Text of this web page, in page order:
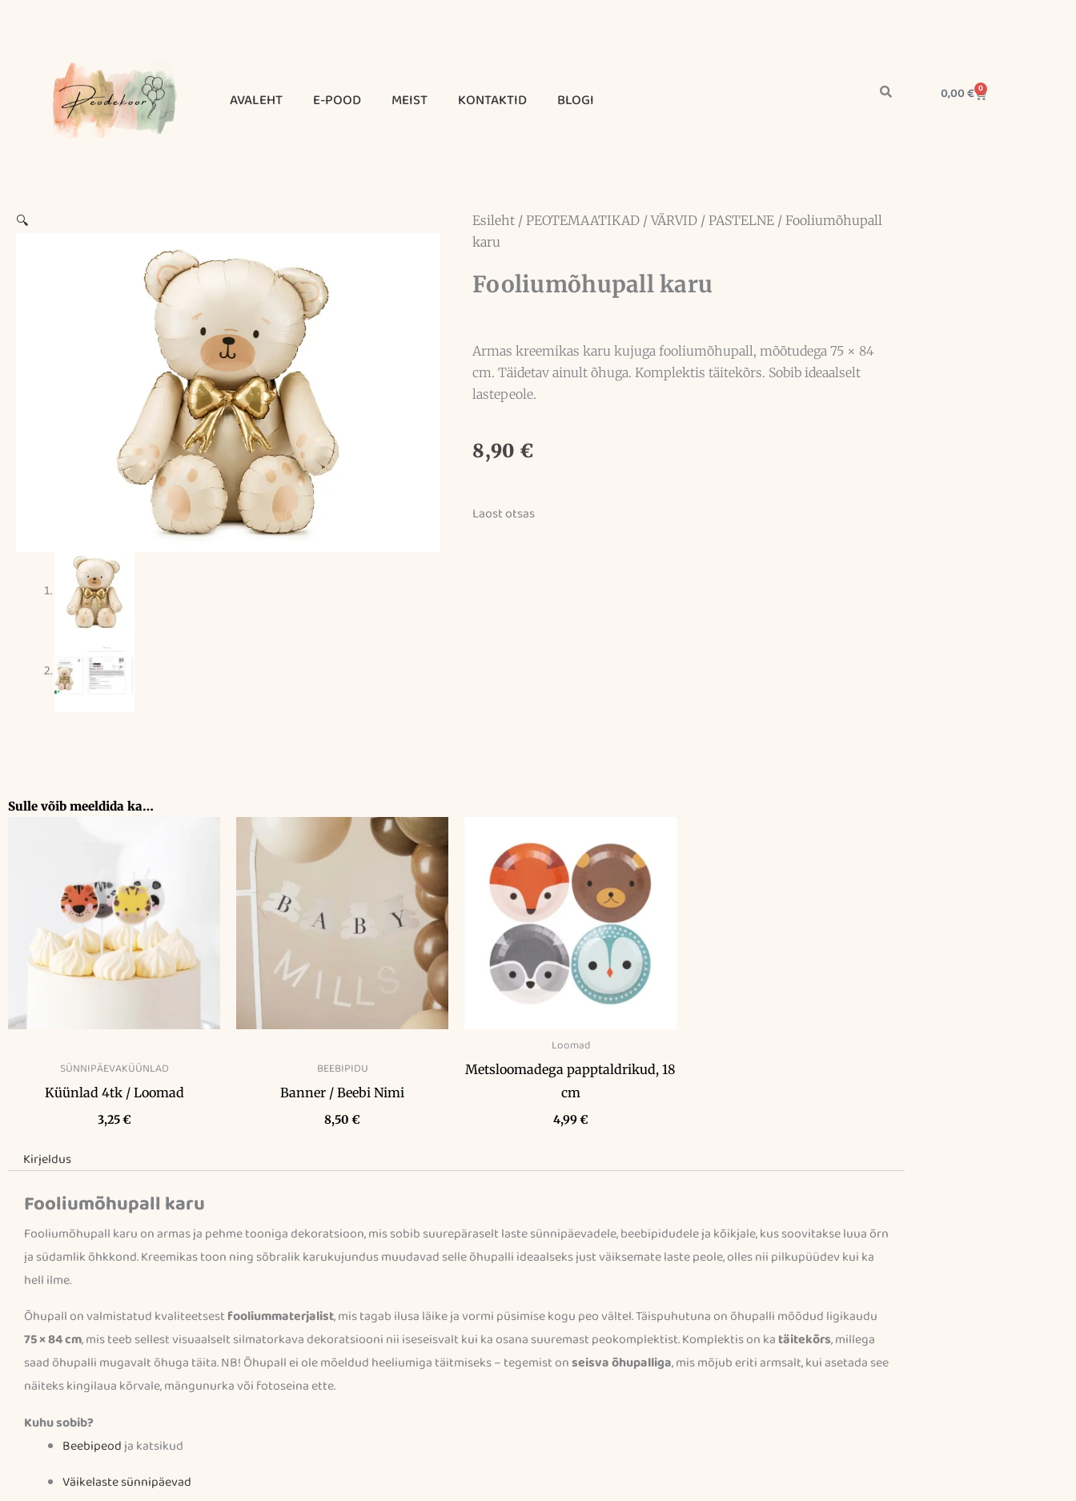
AVALEHT E-POOD MEIST KONTAKTID BLOGI 0,00€ 0
Cart
🔍 Esileht / PEOTEMAATIKAD /VÄRVID / PASTELNE / Fooliumõhupall
karu
Fooliumõhupall karu
Armas kreemikas karu kujuga fooliumõhupall, mõõtudega 75 × 84
cm. Täidetav ainult õhuga. Komplektis täitekõrs. Sobib ideaalselt
lastepeole.
8,90 €
Laost otsas
Sulle võib meeldida ka…
SÜNNIPÄEVAKÜÜNLAD
Küünlad 4tk / Loomad
3,25€
BEEBIPIDU
Banner / Beebi Nimi
8,50 €
Loomad
Metsloomadega papptaldrikud, 18
cm
4,99€
Kirjeldus
Fooliumõhupall karu
Fooliumõhupall karu on armas ja pehme tooniga dekoratsioon, mis sobib suurepäraselt laste sünnipäevadele, beebipidudele ja kõikjale, kus soovitakse luua õrn
ja südamlik õhkkond. Kreemikas toon ning sõbralik karukujundus muudavad selle õhupalli ideaalseks just väiksemate laste peole, olles nii pilkupüüdev kui ka
hell ilme.
Õhupall on valmistatud kvaliteetsestfooliummaterjalist, mis tagab ilusa läike ja vormi püsimise kogu peo vältel. Täispuhutuna on õhupalli mõõdud ligikaudu
75 × 84 cm, mis teeb sellest visuaalselt silmatorkava dekoratsiooni nii iseseisvalt kui ka osana suuremast peokomplektist. Komplektis on ka täitekõrs, millega
saad õhupalli mugavalt õhuga täita. NB! Õhupall ei ole mõeldud heeliumiga täitmiseks – tegemist onseisva õhupalliga, mis mõjub eriti armsalt, kui asetada see
näiteks kingilaua kõrvale, mängunurka või fotoseina ette.
Kuhu sobib?
Beebipeodja katsikud
Väikelaste sünnipäevad